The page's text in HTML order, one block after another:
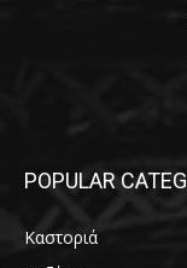
POPULAR
Καστοριά